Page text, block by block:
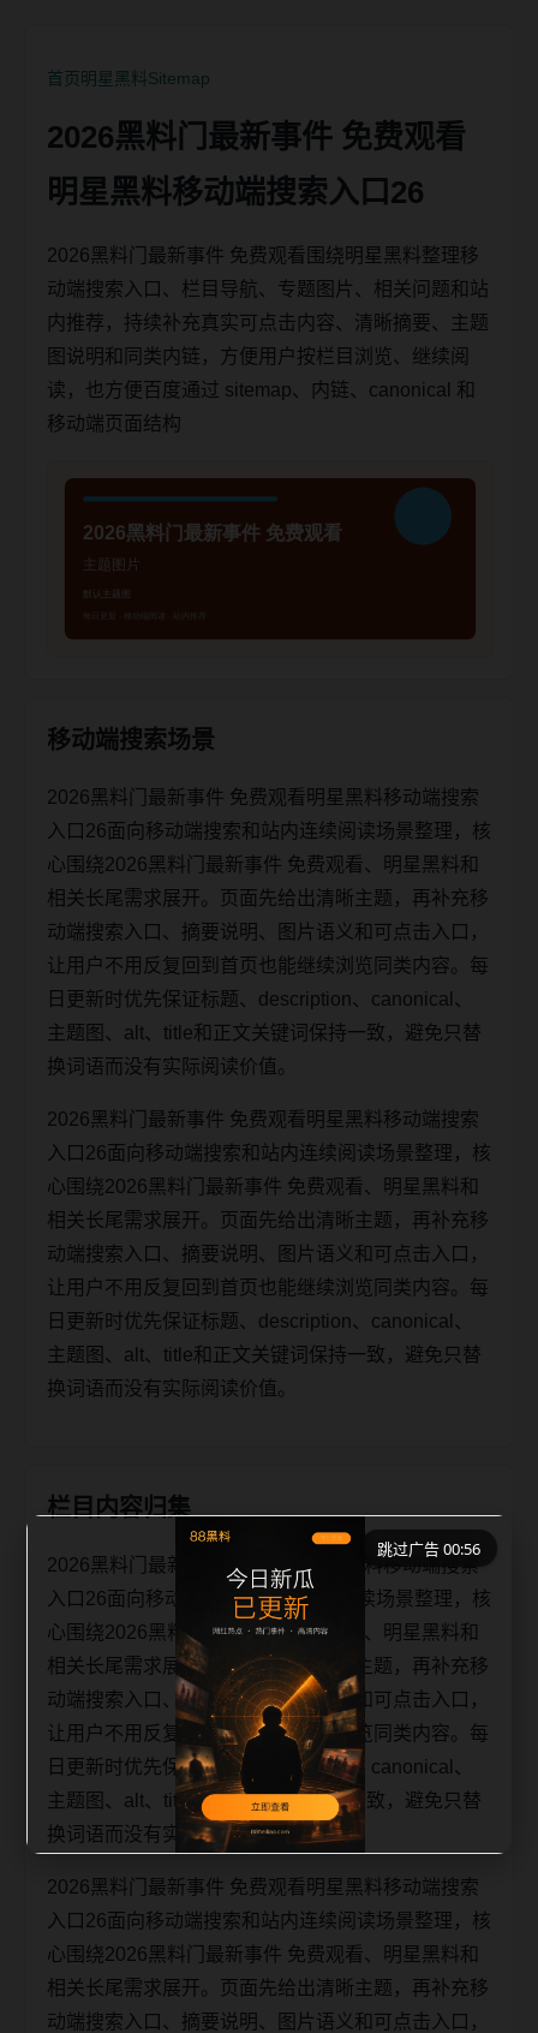
首页明星黑料Sitemap
2026黑料门最新事件 免费观看
明星黑料移动端搜索入口26
2026黑料门最新事件 免费观看围绕明星黑料整理移
动端搜索入口、栏目导航、专题图片、相关问题和站
内推荐，持续补充真实可点击内容、清晰摘要、主题
图说明和同类内链，方便用户按栏目浏览、继续阅
读，也方便百度通过 sitemap、内链、canonical 和
移动端页面结构
移动端搜索场景
2026黑料门最新事件 免费观看明星黑料移动端搜索
入口26面向移动端搜索和站内连续阅读场景整理，核
心围绕2026黑料门最新事件 免费观看、明星黑料和
相关长尾需求展开。页面先给出清晰主题，再补充移
动端搜索入口、摘要说明、图片语义和可点击入口，
让用户不用反复回到首页也能继续浏览同类内容。每
日更新时优先保证标题、description、canonical、
主题图、alt、title和正文关键词保持一致，避免只替
换词语而没有实际阅读价值。
2026黑料门最新事件 免费观看明星黑料移动端搜索
入口26面向移动端搜索和站内连续阅读场景整理，核
心围绕2026黑料门最新事件 免费观看、明星黑料和
相关长尾需求展开。页面先给出清晰主题，再补充移
动端搜索入口、摘要说明、图片语义和可点击入口，
让用户不用反复回到首页也能继续浏览同类内容。每
日更新时优先保证标题、description、canonical、
主题图、alt、title和正文关键词保持一致，避免只替
换词语而没有实际阅读价值。
栏目内容归集
2026黑料门最新事件 免费观看明星黑料移动端搜索
入口26面向移动端搜索和站内连续阅读场景整理，核
心围绕2026黑料门最新事件 免费观看、明星黑料和
相关长尾需求展开。页面先给出清晰主题，再补充移
动端搜索入口、摘要说明、图片语义和可点击入口，
让用户不用反复回到首页也能继续浏览同类内容。每
日更新时优先保证标题、description、canonical、
主题图、alt、title和正文关键词保持一致，避免只替
换词语而没有实际阅读价值。
2026黑料门最新事件 免费观看明星黑料移动端搜索
入口26面向移动端搜索和站内连续阅读场景整理，核
心围绕2026黑料门最新事件 免费观看、明星黑料和
相关长尾需求展开。页面先给出清晰主题，再补充移
动端搜索入口、摘要说明、图片语义和可点击入口，
跳过广告 00:56